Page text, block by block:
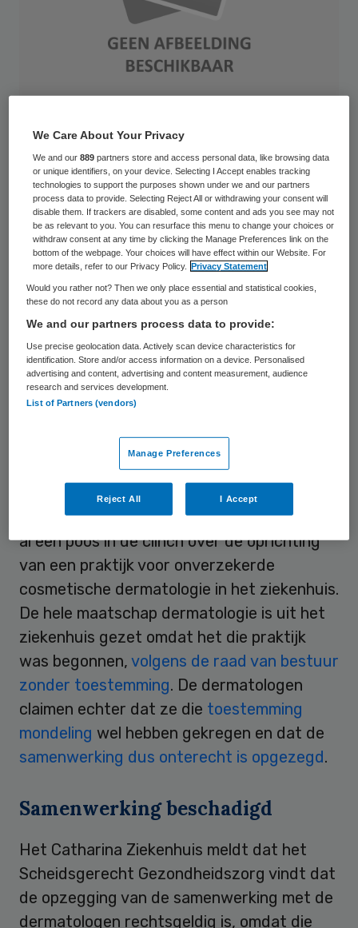
Het Catharina Ziekenhuis in Eindhoven
moet in totaal 1 miljoen euro betalen aan
vier dermatologen. Dat laat het ziekenhuis
vrijdag weten naar aanleiding van een
uitspraak van het Scheidsgerecht
Gezondheidszorg.
Het ziekenhuis zegt nadrukkelijk dat het
niet om een schadevergoeding gaat, maar
om een vergoeding voor de dermatologen
omdat ze er niet meer mogen werken.
Volgens het ziekenhuis hadden de
Opzegging maatschap
Het ziekenhuis en de dermatologen liggen
al een poos in de clinch over de oprichting
van een praktijk voor onverzekerde
cosmetische dermatologie in het ziekenhuis.
De hele maatschap dermatologie is uit het
ziekenhuis gezet omdat het die praktijk
was begonnen, volgens de raad van bestuur
zonder toestemming. De dermatologen
claimen echter dat ze die toestemming
mondeling wel hebben gekregen en dat de
samenwerking dus onterecht is opgezegd.
Samenwerking beschadigd
Het Catharina Ziekenhuis meldt dat het
Scheidsgerecht Gezondheidszorg vindt dat
de opzegging van de samenwerking met de
dermatologen rechtsgeldig is, omdat die
We Care About Your Privacy
We and our889 partners store and access personal data, like browsing data
or unique identifiers, on your device. Selecting I Accept enables tracking
technologies to support the purposes shown under we and our partners
process data to provide. Selecting Reject All or withdrawing your consent will
disable them. If trackers are disabled, some content and ads you see may not
be as relevant to you. You can resurface this menu to change your choices or
withdraw consent at any time by clicking the Manage Preferences link on the
bottom of the webpage. Your choices will have effect within our Website. For
more details, refer to our Privacy Policy.
Privacy Statement
Would you rather not? Then we only place essential and statistical cookies,
these do not record any data about you as a person
We and our partners process data to provide:
Use precise geolocation data. Actively scan device characteristics for
identification. Store and/or access information on a device. Personalised
advertising and content, advertising and content measurement, audience
research and services development.
List of Partners (vendors)
Manage Preferences
Reject All I Accept